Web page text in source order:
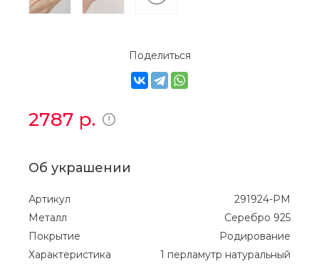
Поделиться
2787 р.
Об украшении
Артикул
291924-PM
Металл
Серебро 925
Покрытие
Родирование
Характеристика
1 перламутр натуральный